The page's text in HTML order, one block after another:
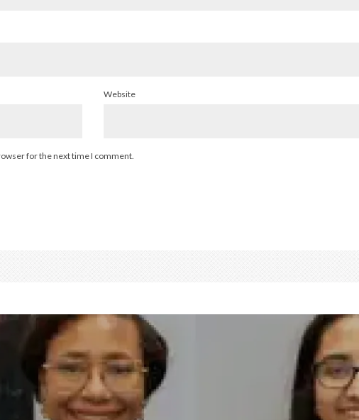
Website
for the next time I comment.